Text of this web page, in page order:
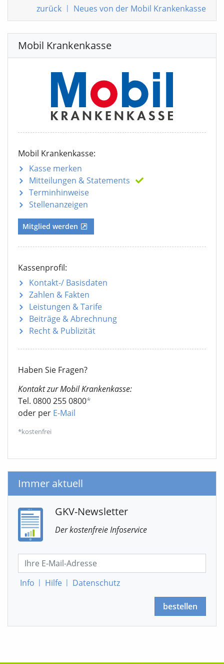
zurück | Neues von der Mobil Krankenkasse
Mobil Krankenkasse
Mobil Krankenkasse:
Kasse merken
Mitteilungen & Statements
Terminhinweise
Stellenanzeigen
Mitglied werden
Kassenprofil:
Kontakt-/ Basisdaten
Zahlen & Fakten
Leistungen & Tarife
Beiträge & Abrechnung
Recht & Publizität
Haben Sie Fragen?
Kontakt zur Mobil Krankenkasse:
Tel. 0800 255 0800*
oder per E-Mail
*kostenfrei
Immer aktuell
GKV-Newsletter
Der kostenfreie Infoservice
Info | Hilfe | Datenschutz
bestellen